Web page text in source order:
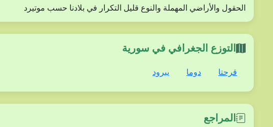
الحقول والأراضي المهملة والنوع قليل التكرار في بلادنا حسب موتيرد
التوزع الجغرافي في سورية
قرحتا دوما يبرود
المراجع